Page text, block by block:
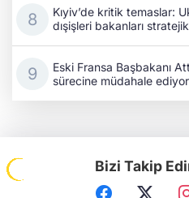
Kıyiv’de kritik temaslar:
dışişleri bakanları
Eski Fransa Başbakanı
sürecine müdahale ediyor
Bizi Takip